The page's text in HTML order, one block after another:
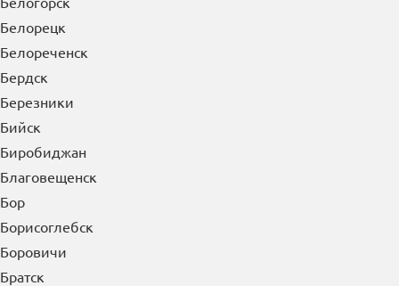
Белорецк
Белореченск
Бердск
Березники
Бийск
Биробиджан
Благовещенск
Бор
Борисоглебск
Боровичи
Братск